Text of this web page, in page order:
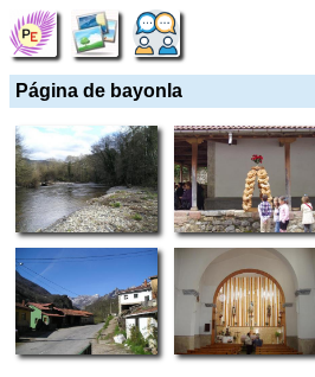
Página de bayonla